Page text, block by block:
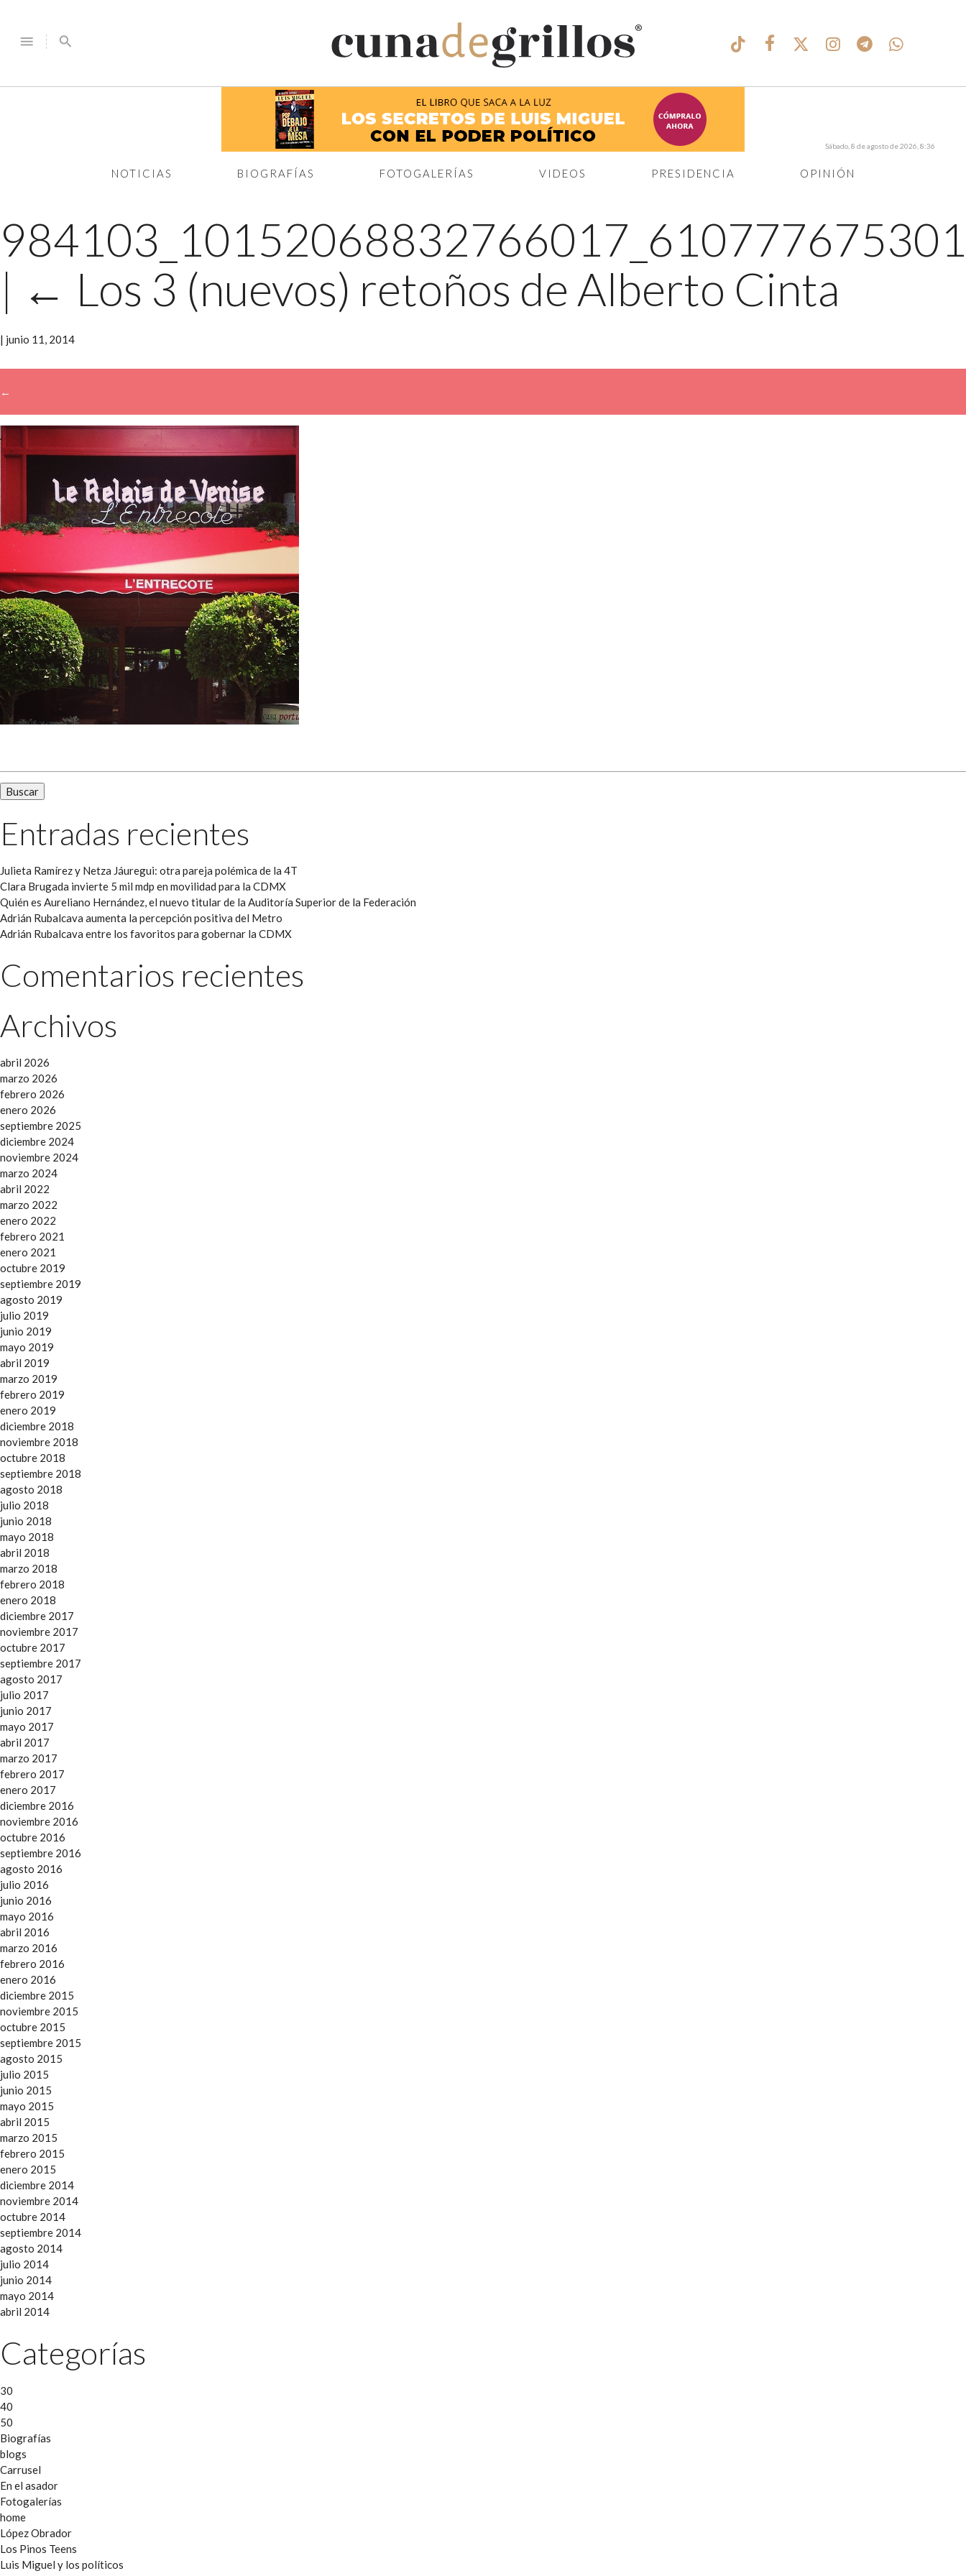
menu search
®
NOTICIAS BIOGRAFÍAS FOTOGALERÍAS VIDEOS PRESIDENCIA OPINIÓN
Sábado, 8 de agosto de 2026, 8:36
| ← Los 3 (nuevos) retoños de Alberto Cinta
| junio 11, 2014
←
→
Entradas recientes
Julieta Ramírez y Netza Jáuregui: otra pareja polémica de la 4T
Clara Brugada invierte 5 mil mdp en movilidad para la CDMX
Quién es Aureliano Hernández, el nuevo titular de la Auditoría Superior de la Federación
Adrián Rubalcava aumenta la percepción positiva del Metro
Adrián Rubalcava entre los favoritos para gobernar la CDMX
Comentarios recientes
Archivos
abril 2026
marzo 2026
febrero 2026
enero 2026
septiembre 2025
diciembre 2024
noviembre 2024
marzo 2024
abril 2022
marzo 2022
enero 2022
febrero 2021
enero 2021
octubre 2019
septiembre 2019
agosto 2019
julio 2019
junio 2019
mayo 2019
abril 2019
marzo 2019
febrero 2019
enero 2019
diciembre 2018
noviembre 2018
octubre 2018
septiembre 2018
agosto 2018
julio 2018
junio 2018
mayo 2018
abril 2018
marzo 2018
febrero 2018
enero 2018
diciembre 2017
noviembre 2017
octubre 2017
septiembre 2017
agosto 2017
julio 2017
junio 2017
mayo 2017
abril 2017
marzo 2017
febrero 2017
enero 2017
diciembre 2016
noviembre 2016
octubre 2016
septiembre 2016
agosto 2016
julio 2016
junio 2016
mayo 2016
abril 2016
marzo 2016
febrero 2016
enero 2016
diciembre 2015
noviembre 2015
octubre 2015
septiembre 2015
agosto 2015
julio 2015
junio 2015
mayo 2015
abril 2015
marzo 2015
febrero 2015
enero 2015
diciembre 2014
noviembre 2014
octubre 2014
septiembre 2014
agosto 2014
julio 2014
junio 2014
mayo 2014
abril 2014
Categorías
30
40
50
Biografías
blogs
Carrusel
En el asador
Fotogalerías
home
López Obrador
Los Pinos Teens
Luis Miguel y los políticos